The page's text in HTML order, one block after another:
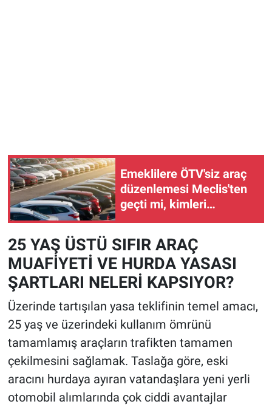
Emeklilere ÖTV'siz araç
düzenlemesi Meclis'ten
geçti mi, kimleri
kapsıyor?
25 YAŞ ÜSTÜ SIFIR ARAÇ
MUAFİYETİ VE HURDA YASASI
ŞARTLARI NELERİ KAPSIYOR?
Üzerinde tartışılan yasa teklifinin temel amacı,
25 yaş ve üzerindeki kullanım ömrünü
tamamlamış araçların trafikten tamamen
çekilmesini sağlamak. Taslağa göre, eski
aracını hurdaya ayıran vatandaşlara yeni yerli
otomobil alımlarında çok ciddi avantajlar